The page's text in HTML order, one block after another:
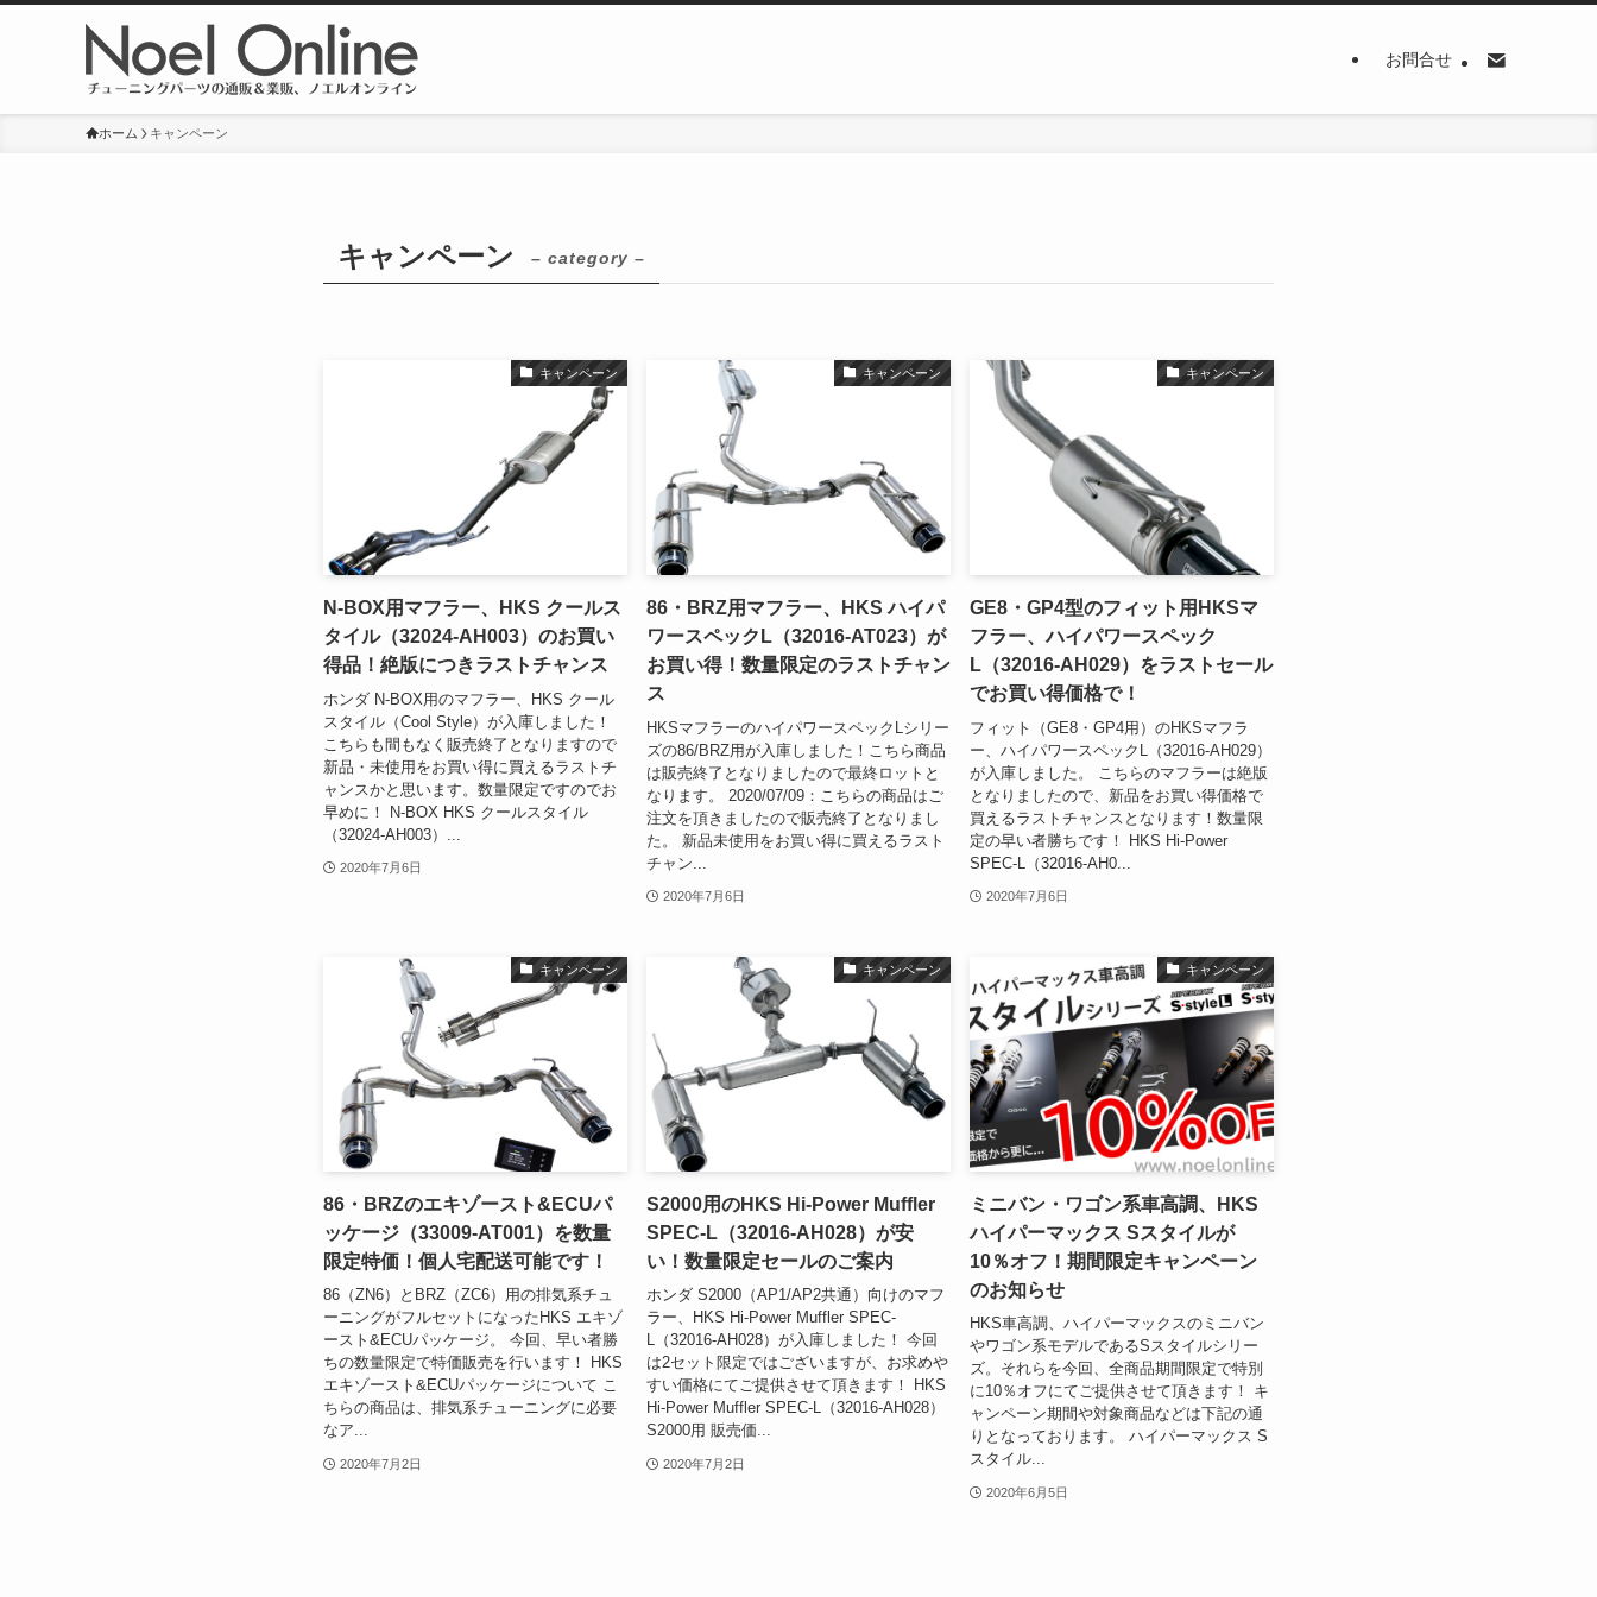
お問合せ
ホーム キャンペーン
キャンペーン – category –
キャンペーン
N-BOX用マフラー、HKS クールス
タイル（32024-AH003）のお買い
得品！絶版につきラストチャンス
ホンダ N-BOX用のマフラー、HKS クール
スタイル（Cool Style）が入庫しました！
こちらも間もなく販売終了となりますので
新品・未使用をお買い得に買えるラストチ
ャンスかと思います。数量限定ですのでお
早めに！ N-BOX HKS クールスタイル
（32024-AH003）...
2020年7月6日
キャンペーン
86・BRZ用マフラー、HKS ハイパ
ワースペックL（32016-AT023）が
お買い得！数量限定のラストチャン
ス
HKSマフラーのハイパワースペックLシリー
ズの86/BRZ用が入庫しました！こちら商品
は販売終了となりましたので最終ロットと
なります。 2020/07/09：こちらの商品はご
注文を頂きましたので販売終了となりまし
た。 新品未使用をお買い得に買えるラスト
チャン...
2020年7月6日
キャンペーン
GE8・GP4型のフィット用HKSマ
フラー、ハイパワースペック
L（32016-AH029）をラストセール
でお買い得価格で！
フィット（GE8・GP4用）のHKSマフラ
ー、ハイパワースペックL（32016-AH029）
が入庫しました。 こちらのマフラーは絶版
となりましたので、新品をお買い得価格で
買えるラストチャンスとなります！数量限
定の早い者勝ちです！ HKS Hi-Power
SPEC-L（32016-AH0...
2020年7月6日
キャンペーン
86・BRZのエキゾースト&ECUパ
ッケージ（33009-AT001）を数量
限定特価！個人宅配送可能です！
86（ZN6）とBRZ（ZC6）用の排気系チュ
ーニングがフルセットになったHKS エキゾ
ースト&ECUパッケージ。 今回、早い者勝
ちの数量限定で特価販売を行います！ HKS
エキゾースト&ECUパッケージについて こ
ちらの商品は、排気系チューニングに必要
なア...
2020年7月2日
キャンペーン
S2000用のHKS Hi-Power Muffler
SPEC-L（32016-AH028）が安
い！数量限定セールのご案内
ホンダ S2000（AP1/AP2共通）向けのマフ
ラー、HKS Hi-Power Muffler SPEC-
L（32016-AH028）が入庫しました！ 今回
は2セット限定ではございますが、お求めや
すい価格にてご提供させて頂きます！ HKS
Hi-Power Muffler SPEC-L（32016-AH028）
S2000用 販売価...
2020年7月2日
キャンペーン
ミニバン・ワゴン系車高調、HKS
ハイパーマックス Sスタイルが
10％オフ！期間限定キャンペーン
のお知らせ
HKS車高調、ハイパーマックスのミニバン
やワゴン系モデルであるSスタイルシリー
ズ。それらを今回、全商品期間限定で特別
に10％オフにてご提供させて頂きます！ キ
ャンペーン期間や対象商品などは下記の通
りとなっております。 ハイパーマックス S
スタイル...
2020年6月5日